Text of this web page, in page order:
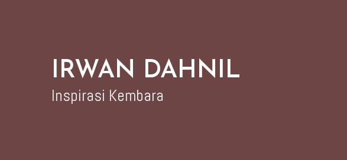
IRWAN DAHNIL
Inspirasi Kembara